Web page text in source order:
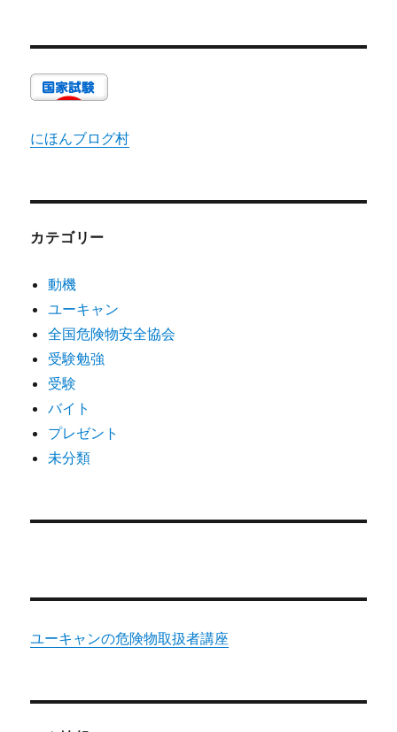
にほんブログ村
カテゴリー
動機
ユーキャン
全国危険物安全協会
受験勉強
受験
バイト
プレゼント
未分類
ユーキャンの危険物取扱者講座